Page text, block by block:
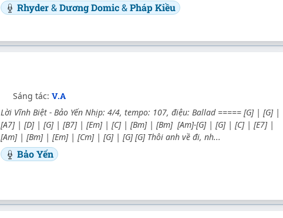
Rhyder&Dương Domic&Pháp Kiều
Sáng tác: V.A
Lời Vĩnh Biệt - Bảo Yến Nhịp: 4/4, tempo: 107, điệu: Ballad ===== [G] | [G] |
[A7] | [D] | [G] | [B7] | [Em] | [C] | [Bm] | [Bm] [Am]-[G] | [G] | [C] | [E7] |
[Am] | [Bm] | [Em] | [Cm] | [G] | [G] [G] Thôi anh về đi, nh...
Bảo Yến